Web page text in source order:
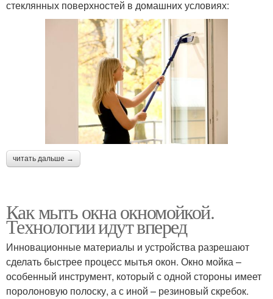
стеклянных поверхностей в домашних условиях:
читать дальше →
Как мыть окна окномойкой.
Технологии идут вперед
Инновационные материалы и устройства разрешают
сделать быстрее процесс мытья окон. Окно мойка –
особенный инструмент, который с одной стороны имеет
поролоновую полоску, а с иной – резиновый скребок.